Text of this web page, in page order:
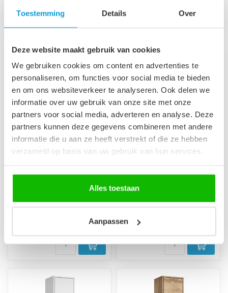
Toestemming Details Over
Deze website maakt gebruik van cookies
We gebruiken cookies om content en advertenties te
personaliseren, om functies voor social media te bieden
en om ons websiteverkeer te analyseren. Ook delen we
informatie over uw gebruik van onze site met onze
partners voor social media, adverteren en analyse. Deze
partners kunnen deze gegevens combineren met andere
informatie die u aan ze heeft verstrekt of die ze hebben
verzameld op basis van uw gebruik van hun services.
Alles toestaan
Aanpassen
38 x 33 x 170 cm - beige
Hangende kolomkast met
één draaideur met gouden
hangreep. Rechts of
30 x 30 x 150 cm - wit
Hoge kolomkast met één
grote deur. De deur is
linksom of rechtsom te
monteren.
Op voorraad